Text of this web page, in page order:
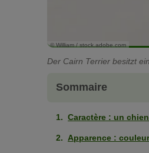
© William / stock.adobe.com
Der Cairn Terrier besitzt
Sommaire
Caractère : un
Apparence :